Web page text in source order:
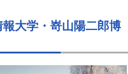
大学・嵜山陽二郎博